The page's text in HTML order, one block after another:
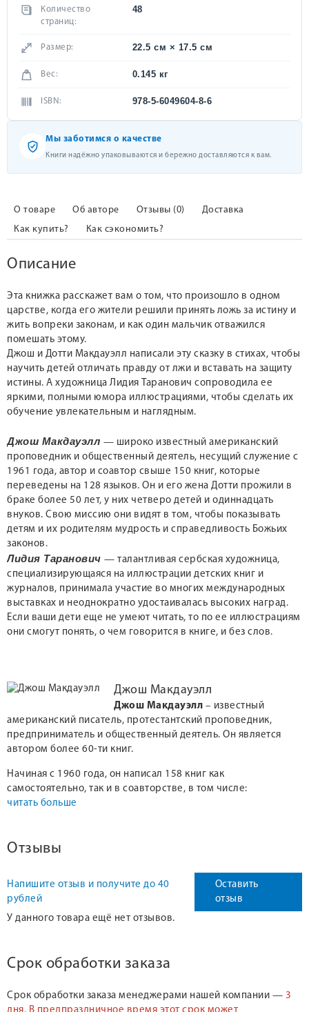
Количество
страниц:
48
Размер: 22.5 см × 17.5 см
Вес: 0.145 кг
ISBN: 978-5-6049604-8-6
Мы заботимся о качестве
Книги надёжно упаковываются и бережно доставляются к вам.
О товаре Об авторе Отзывы (0)
Доставка
Как купить?
Как сэкономить?
Описание
Эта книжка расскажет вам о том, что произошло в одном
царстве, когда его жители решили принять ложь за истину и
жить вопреки законам, и как один мальчик отважился
помешать этому.
Джош и Дотти Макдауэлл написали эту сказку в стихах, чтобы
научить детей отличать правду от лжи и вставать на защиту
истины. А художница Лидия Таранович сопроводила ее
яркими, полными юмора иллюстрациями, чтобы сделать их
обучение увлекательным и наглядным.
Джош Макдауэлл — широко известный американский
проповедник и общественный деятель, несущий служение с
1961 года, автор и соавтор свыше 150 книг, которые
переведены на 128 языков. Он и его жена Дотти прожили в
браке более 50 лет, у них четверо детей и одиннадцать
внуков. Свою миссию они видят в том, чтобы показывать
детям и их родителям мудрость и справедливость Божьих
законов.
Лидия Таранович — талантливая сербская художница,
специализирующаяся на иллюстрации детских книг и
журналов, принимала участие во многих международных
выставках и неоднократно удостаивалась высоких наград.
Если ваши дети еще не умеют читать, то по ее иллюстрациям
они смогут понять, о чем говорится в книге, и без слов.
Джош Макдауэлл
Джош Макдауэлл – известный
американский писатель, протестантский проповедник,
предприниматель и общественный деятель. Он является
автором более 60-ти книг.
Начиная с 1960 года, он написал 158 книг как
самостоятельно, так и в соавторстве, в том числе:
читать больше
Отзывы
Напишите отзыв и получите до 40
рублей
Оставить
отзыв
У данного товара ещё нет отзывов.
Срок обработки заказа
Срок обработки заказа менеджерами нашей компании — 3